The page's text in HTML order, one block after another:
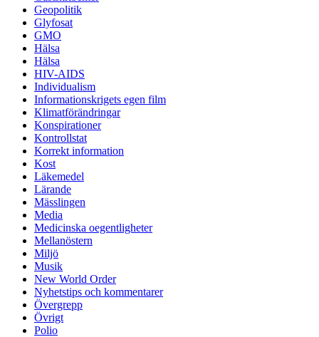
Geopolitik
Glyfosat
GMO
Hälsa
Hälsa
HIV-AIDS
Individualism
Informationskrigets egen film
Klimatförändringar
Konspirationer
Kontrollstat
Korrekt information
Kost
Läkemedel
Lärande
Mässlingen
Media
Medicinska oegentligheter
Mellanöstern
Miljö
Musik
New World Order
Nyhetstips och kommentarer
Övergrepp
Övrigt
Polio